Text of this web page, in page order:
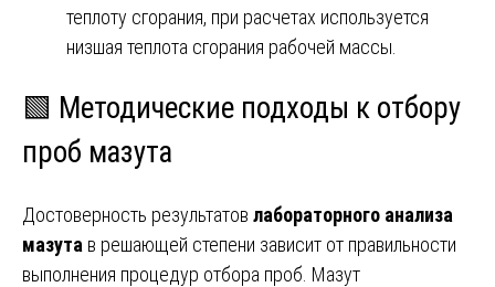
теплоту сгорания, при расчетах используется
низшая теплота сгорания рабочей массы.
🟩 Методические подходы к отбору
проб мазута
Достоверность результатов лабораторного анализа
мазута в решающей степени зависит от правильности
выполнения процедур отбора проб. Мазут